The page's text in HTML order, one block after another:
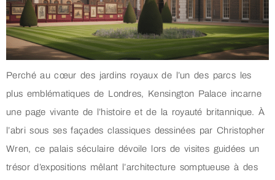
Perché au cœur des jardins royaux de l’un des parcs les
plus emblématiques de Londres, Kensington Palace incarne
une page vivante de l’histoire et de la royauté britannique. À
l’abri sous ses façades classiques dessinées par Christopher
Wren, ce palais séculaire dévoile lors de visites guidées un
trésor d’expositions mêlant l’architecture somptueuse à des